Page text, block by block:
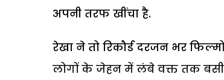
अपनी तरफ खींचा है.
रेखा ने तो रिकौर्ड दरजन भर
लोगों के जेहन में लंबे वक्त तक बसी